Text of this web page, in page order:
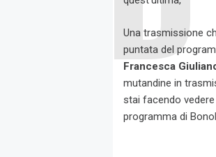
Una trasmissione
puntata del
Francesca
mutandine in
stai facendo
programma di